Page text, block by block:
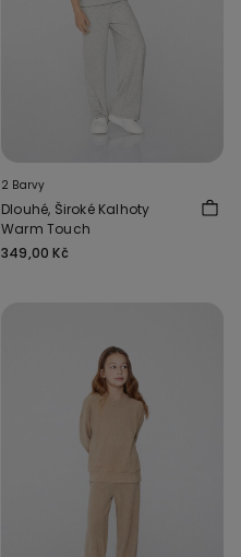
2 Barvy
Dlouhé, Široké Kalhoty
Warm Touch
349,00 Kč